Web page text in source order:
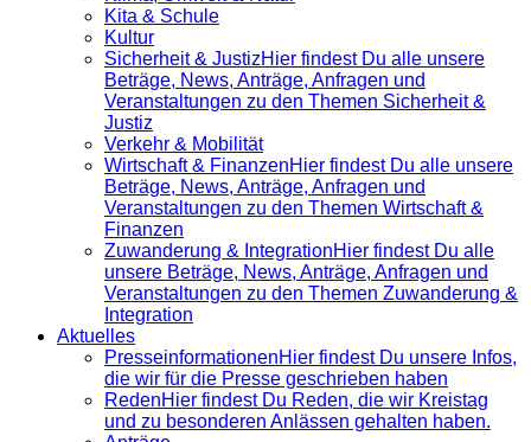
Kita & Schule
Kultur
Sicherheit & JustizHier findest Du alle unsere
Beträge, News, Anträge, Anfragen und
Veranstaltungen zu den Themen Sicherheit &
Justiz
Verkehr & Mobilität
Wirtschaft & FinanzenHier findest Du alle unsere
Beträge, News, Anträge, Anfragen und
Veranstaltungen zu den Themen Wirtschaft &
Finanzen
Zuwanderung & IntegrationHier findest Du alle
unsere Beträge, News, Anträge, Anfragen und
Veranstaltungen zu den Themen Zuwanderung &
Integration
Aktuelles
Presse­informationenHier findest Du unsere Infos,
die wir für die Presse geschrieben haben
RedenHier findest Du Reden, die wir Kreistag
und zu besonderen Anlässen gehalten haben.